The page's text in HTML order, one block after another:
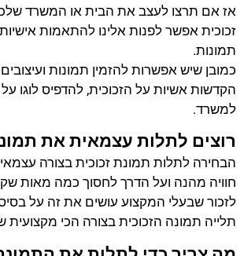
אז אם תרצו לעצב את הבית או המשרד
זכוכית אפשר לפנות אלינו להתאמות
תמונות.
כמובן שיש אפשרות להזמין תמונות
הקדשות אשיות על הזכוכית, להדפיס לוגו
למשרד.
רוצים לתלות עצמאית את
הבחירה לתלות תמונת זכוכית בצורה
חוויה מהנה ועל הדרך לחסוך כמה מאות
לזכור שבעלי המקצוע עושים את זה על
תלייה תמונה הזכוכית בצורה הכי מקצועית